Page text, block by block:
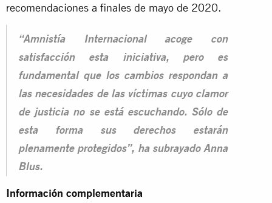
recomendaciones a finales de mayo de 2020.
“Amnistía Internacional acoge con
satisfacción esta iniciativa, pero es
fundamental que los cambios respondan a
las necesidades de las víctimas cuyo clamor
de justicia no se está escuchando. Sólo de
esta forma sus derechos estarán
plenamente protegidos”, ha subrayado Anna
Blus.
Información complementaria